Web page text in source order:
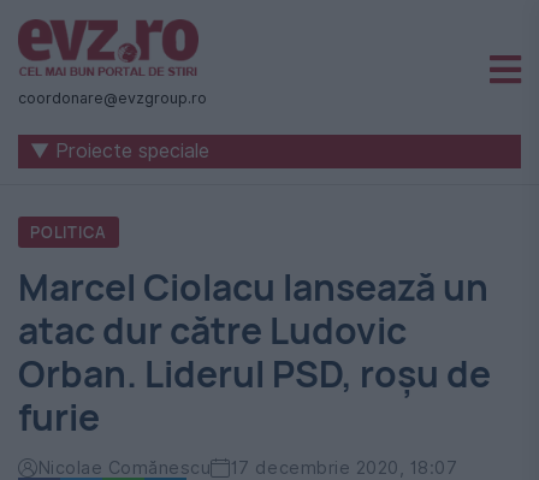
Știri
naționale
internaționale
România
-
Evenimentul
Zilei
coordonare@evzgroup.ro
▼ Proiecte speciale
POLITICA
Marcel Ciolacu lansează un
atac dur către Ludovic
Orban. Liderul PSD, roșu de
furie
Nicolae Comănescu 17 decembrie 2020, 18:07